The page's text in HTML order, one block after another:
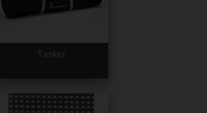
Tasker